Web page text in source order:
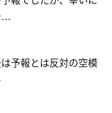
…
予報とは反対の空模